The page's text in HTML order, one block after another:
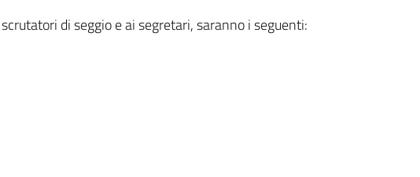
di seggio e ai segretari, saranno i seguenti: